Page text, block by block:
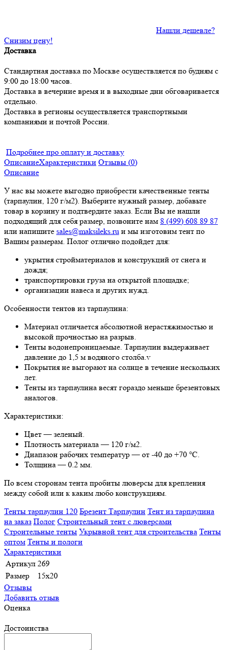
Нашли дешевле?
Снизим цену!
Доставка
Стандартная доставка по Москве осуществляется по будням с
9:00 до 18:00 часов.
Доставка в вечерние время и в выходные дни обговаривается
отдельно.
Доставка в регионы осуществляется транспортными
компаниями и почтой России.
Подробнее про оплату и доставку
ОписаниеХарактеристики Отзывы (0)
Описание
У нас вы можете выгодно приобрести качественные тенты
(тарпаулин, 120 г/м2). Выберите нужный размер, добавьте
товар в корзину и подтвердите заказ. Если Вы не нашли
подходящий для себя размер, позвоните нам 8 (499) 608 89 87
или напишите sales@maksileks.ru и мы изготовим тент по
Вашим размерам. Полог отлично подойдет для:
укрытия стройматериалов и конструкций от снега и
дождя;
транспортировки груза на открытой площадке;
организации навеса и других нужд.
Особенности тентов из тарпаулина:
Материал отличается абсолютной нерастяжимостью и
высокой прочностью на разрыв.
Тенты водонепроницаемые. Тарпаулин выдерживает
давление до 1,5 м водяного столба.v
Покрытия не выгорают на солнце в течение нескольких
лет.
Тенты из тарпаулина весят гораздо меньше брезентовых
аналогов.
Характеристики:
Цвет — зеленый.
Плотность материала — 120 г/м2.
Диапазон рабочих температур — от -40 до +70 °C.
Толщина — 0.2 мм.
По всем сторонам тента пробиты люверсы для крепления
между собой или к каким любо конструкциям.
Тенты тарпаулин 120 Брезент Тарпаулин Тент из тарпаулина
на заказ Полог Строительный тент с люверсами
Строительные тенты Укрывной тент для строительства Тенты
оптом Тенты и пологи
Характеристики
Артикул 269
Размер
15x20
Отзывы
Добавить отзыв
Оценка
Достоинства